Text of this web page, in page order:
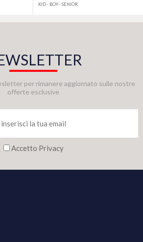
KID - BOY - SENIOR
per rimanere aggiornato sulle nostre
offerte esclusive
Accetto Privacy